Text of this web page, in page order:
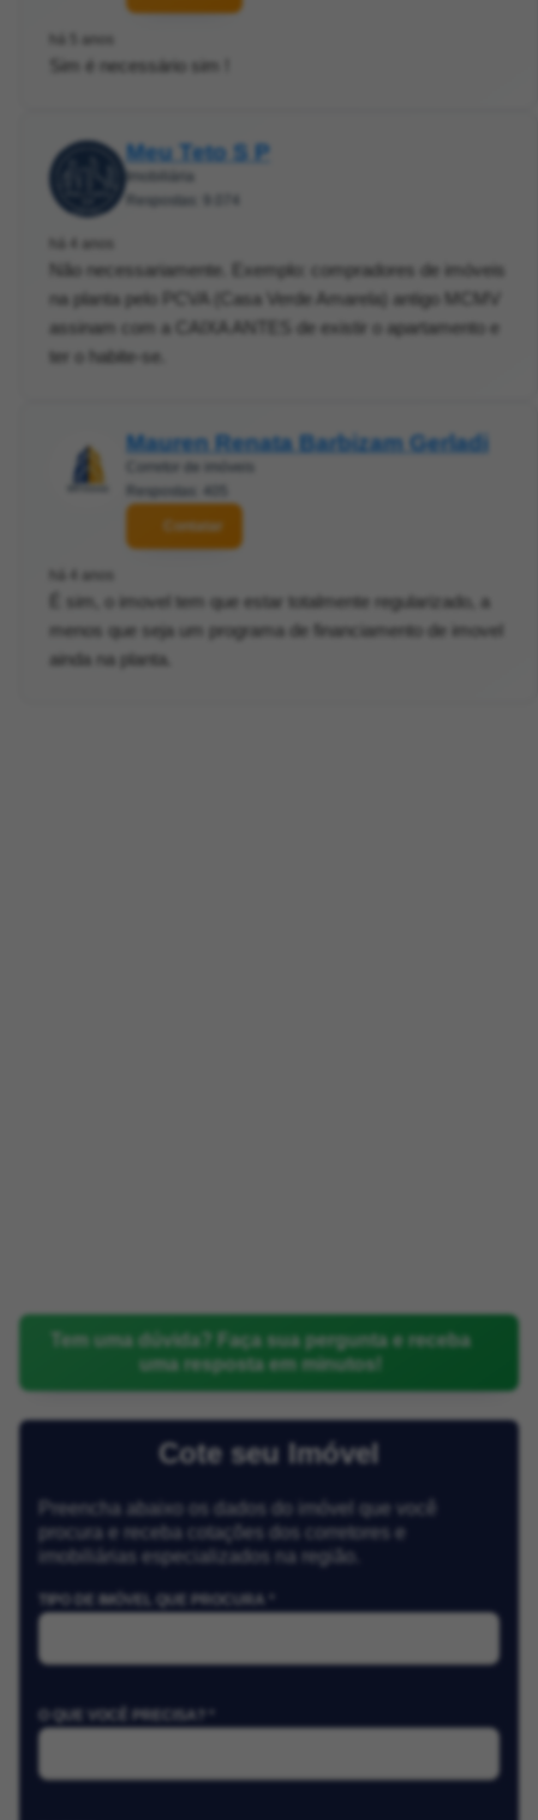
há 5 anos
Sim é necessário sim !
Meu Teto S P
Imobiliária
Respostas: 9.074
há 4 anos
Não necessariamente. Exemplo: compradores de imóveis
na planta pelo PCVA (Casa Verde Amarela) antigo MCMV
assinam com a CAIXA ANTES de existir o apartamento e
ter o habite-se.
Mauren Renata Barbizam Gerladi
Corretor de imóveis
Respostas: 405
Contatar
há 4 anos
É sim, o imovel tem que estar totalmente regularizado, a
menos que seja um programa de financiamento de imovel
ainda na planta.
Tem uma dúvida? Faça sua pergunta e receba
uma resposta em minutos!
Cote seu Imóvel
Preencha abaixo os dados do imóvel que você
procura e receba cotações dos corretores e
imobiliárias especializados na região.
TIPO DE IMÓVEL QUE PROCURA *
O QUE VOCÊ PRECISA? *